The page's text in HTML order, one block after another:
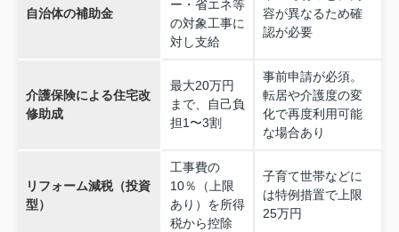
自治体の補助金
ー・省エネ等
の対象工事に
対し支給
容が異なるため確
認が必要
介護保険による住宅改
修助成
最大20万円
まで、自己負
担1〜3割
事前申請が必須。
転居や介護度の変
化で再度利用可能
な場合あり
リフォーム減税（投資
型）
工事費の
10％（上限
あり）を所得
税から控除
子育て世帯などに
は特例措置で上限
25万円